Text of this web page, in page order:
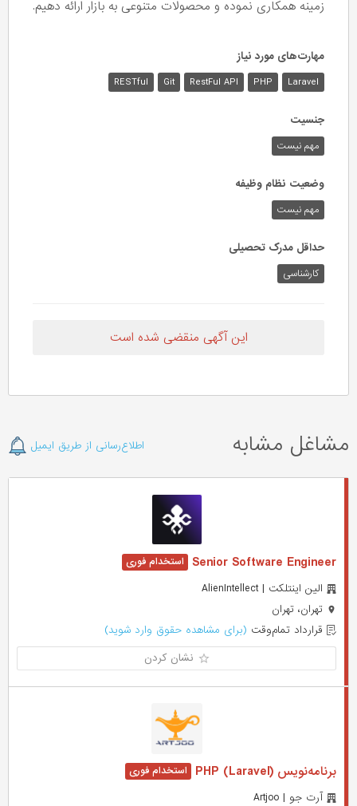
زمینه همکاری نموده و محصولات متنوعی به بازار ارائه دهیم.
مهارت‌های مورد نیاز
Laravel
PHP
RestFul API
Git
RESTful
جنسیت
مهم نیست
وضعیت نظام وظیفه
مهم‌ نیست
حداقل مدرک تحصیلی
کارشناسی
این آگهی منقضی شده است
مشاغل مشابه اطلاع‌رسانی از طریق ایمیل
Senior Software Engineer
الین اینتلکت | AlienIntellect
تهران، تهران
قرارداد تمام‌وقت (برای مشاهده حقوق وارد شوید)
نشان کردن
برنامه‌نویس PHP (Laravel)
آرت جو | Artjoo